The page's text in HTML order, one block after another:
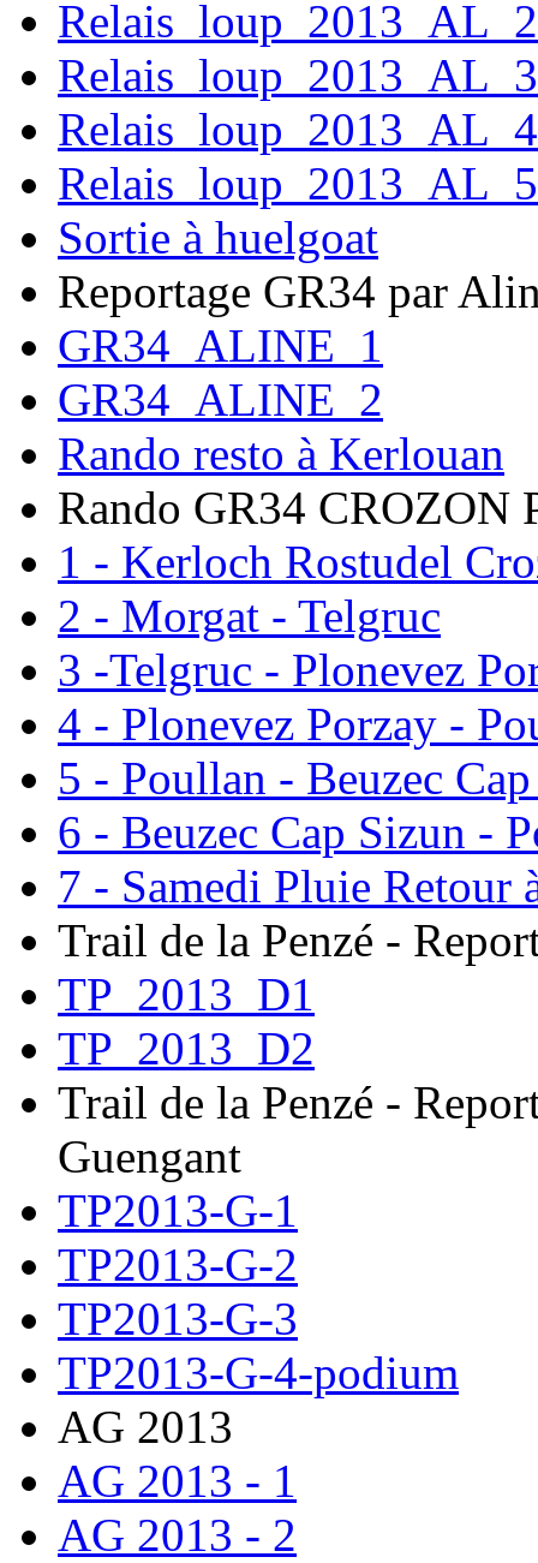
Relais_loup_2013_AL_2
Relais_loup_2013_AL_3
Relais_loup_2013_AL_4
Relais_loup_2013_AL_5
Sortie à huelgoat
Reportage GR34 par
GR34_ALINE_1
GR34_ALINE_2
Rando resto à Kerlouan
Rando GR34 CROZON
1 - Kerloch Rostudel
2 - Morgat - Telgruc
3 -Telgruc - Plonevez
4 - Plonevez Porzay -
5 - Poullan - Beuzec
6 - Beuzec Cap Sizun -
7 - Samedi Pluie Retour
Trail de la Penzé -
TP_2013_D1
TP_2013_D2
Trail de la Penzé -
Guengant
TP2013-G-1
TP2013-G-2
TP2013-G-3
TP2013-G-4-podium
AG 2013
AG 2013 - 1
AG 2013 - 2